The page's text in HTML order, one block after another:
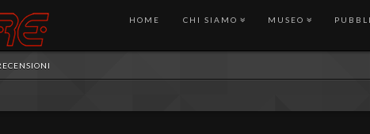
HOME CHI SIAMO MUSEO